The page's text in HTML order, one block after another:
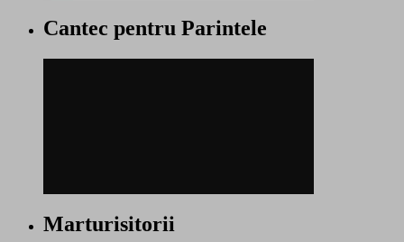
Cantec pentru Parintele
Marturisitorii